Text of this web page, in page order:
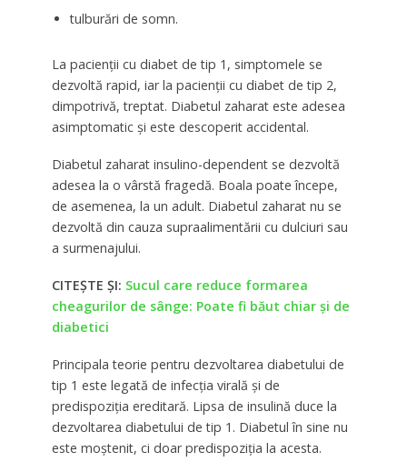
tulburări de somn.
La pacienții cu diabet de tip 1, simptomele se
dezvoltă rapid, iar la pacienții cu diabet de tip 2,
dimpotrivă, treptat. Diabetul zaharat este adesea
asimptomatic și este descoperit accidental.
Diabetul zaharat insulino-dependent se dezvoltă
adesea la o vârstă fragedă. Boala poate începe,
de asemenea, la un adult. Diabetul zaharat nu se
dezvoltă din cauza supraalimentării cu dulciuri sau
a surmenajului.
CITEȘTE ȘI: Sucul care reduce formarea
cheagurilor de sânge: Poate fi băut chiar și de
diabetici
Principala teorie pentru dezvoltarea diabetului de
tip 1 este legată de infecția virală și de
predispoziția ereditară. Lipsa de insulină duce la
dezvoltarea diabetului de tip 1. Diabetul în sine nu
este moștenit, ci doar predispoziția la acesta.